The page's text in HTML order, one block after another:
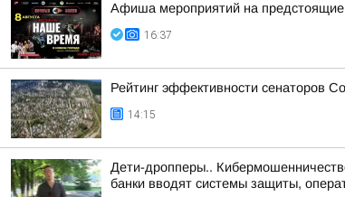
Афиша мероприятий на
16:37
Рейтинг эффективности сенаторов
14:15
Дети-дропперы..
банки вводят системы защиты,